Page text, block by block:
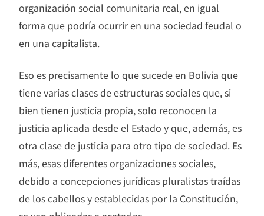
organización social comunitaria real, en igual
forma que podría ocurrir en una sociedad feudal o
en una capitalista.
Eso es precisamente lo que sucede en Bolivia que
tiene varias clases de estructuras sociales que, si
bien tienen justicia propia, solo reconocen la
justicia aplicada desde el Estado y que, además, es
otra clase de justicia para otro tipo de sociedad. Es
más, esas diferentes organizaciones sociales,
debido a concepciones jurídicas pluralistas traídas
de los cabellos y establecidas por la Constitución,